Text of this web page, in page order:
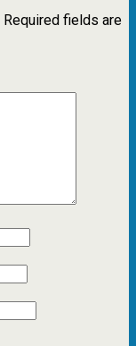
Required fields are